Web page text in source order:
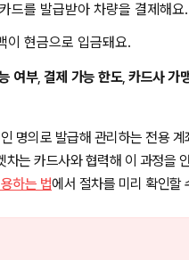
드를 발급받아 차량을 결제해요.
현금으로 입금돼요.
여부, 결제 가능 한도, 카드사 가
명의로 발급해 관리하는 전용
는 카드사와 협력해 이 과정을
하는 법에서 절차를 미리 확인할